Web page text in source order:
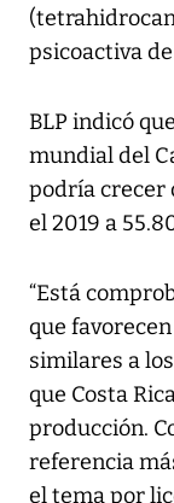
psicoactiva
BLP indicó
mundial del
podría crecer
el 2019 a
“Está
que
similares a
que Costa
producción.
referencia
el tema por